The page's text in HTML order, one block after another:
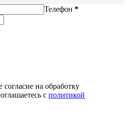
Телефон *
на обработку
с политикой